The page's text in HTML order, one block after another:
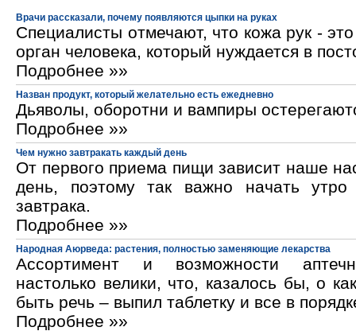
Врачи рассказали, почему появляются цыпки на руках
Специалисты отмечают, что кожа рук -
орган человека, который нуждается в
Подробнее »»
Назван продукт, который желательно есть ежедневно
Дьяволы, оборотни и вампиры
Подробнее »»
Чем нужно завтракать каждый день
От первого приема пищи зависит наше
день, поэтому так важно начать утро
завтрака.
Подробнее »»
Народная Аюрведа: растения, полностью заменяющие лекарства
Ассортимент и возможности
настолько велики, что, казалось бы, о
быть речь – выпил таблетку и все в
Подробнее »»